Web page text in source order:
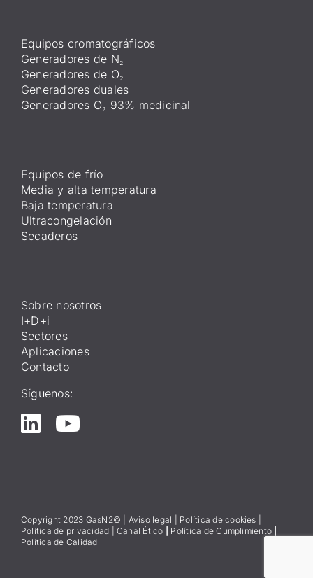
Equipos cromatográficos
Generadores de N₂
Generadores de O₂
Generadores duales
Generadores O₂ 93% medicinal
Equipos de frío
Media y alta temperatura
Baja temperatura
Ultracongelación
Secaderos
Sobre nosotros
I+D+i
Sectores
Aplicaciones
Contacto
Síguenos:
Copyright 2023 GasN2© | Aviso legal Política de cookies
Política de privacidad
Canal Ético Política de Cumplimiento
Política de Calidad